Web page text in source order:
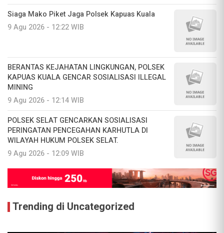
Siaga Mako Piket Jaga Polsek Kapuas Kuala
9 Agu 2026 - 12:22 WIB
BERANTAS KEJAHATAN LINGKUNGAN, POLSEK
KAPUAS KUALA GENCAR SOSIALISASI ILLEGAL
MINING
9 Agu 2026 - 12:14 WIB
POLSEK SELAT GENCARKAN SOSIALISASI
PERINGATAN PENCEGAHAN KARHUTLA DI
WILAYAH HUKUM POLSEK SELAT.
9 Agu 2026 - 12:09 WIB
Trending di Uncategorized